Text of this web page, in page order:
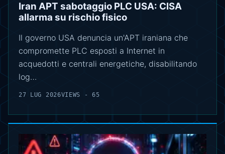
Iran APT sabotaggio PLC USA: CISA
allarma su rischio fisico
Il governo USA denuncia un'APT iraniana che
compromette PLC esposti a Internet in
acquedotti e centrali energetiche, disabilitando
log…
27 LUG 2026VIEWS - 65